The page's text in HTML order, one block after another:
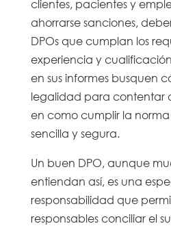
clientes, pacientes y
ahorrarse sanciones,
DPOs que cumplan los
experiencia y
en sus informes busquen
legalidad para contentar
en como cumplir la
sencilla y segura.
Un buen DPO, aunque
entiendan así, es una
responsabilidad que
responsables conciliar el